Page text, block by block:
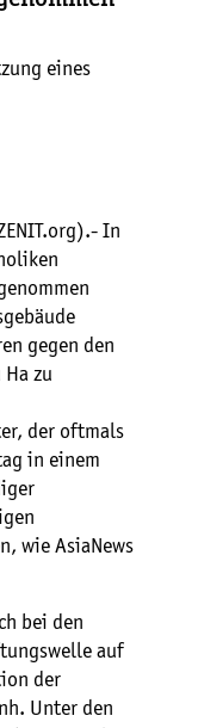
eines
In
gegen den
zu
der oftmals
in einem
wie AsiaNews
bei den
auf
der
Unter den